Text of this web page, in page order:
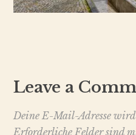
Leave a
Deine E-Mail-Adresse
Erforderliche Felder sind